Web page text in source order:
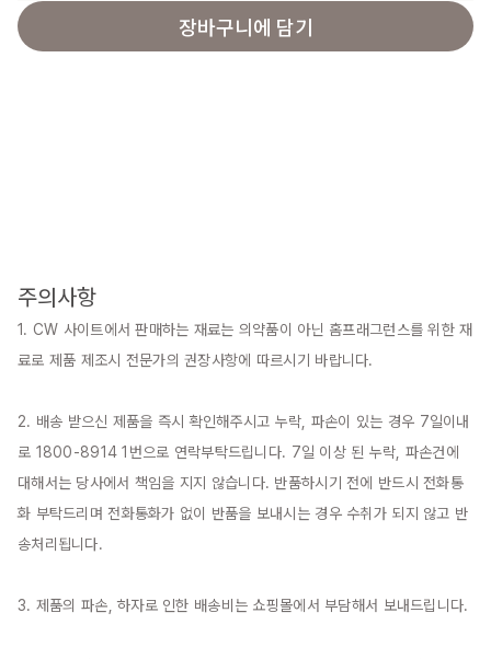
장바구니에 담기
주의사항
1. CW 사이트에서 판매하는 재료는 의약품이 아닌 홈프래그런스를 위한 재
료로 제품 제조시 전문가의 권장사항에 따르시기 바랍니다.
2. 배송 받으신 제품을 즉시 확인해주시고 누락, 파손이 있는 경우 7일이내
로 1800-8914 1번으로 연락부탁드립니다. 7일 이상 된 누락, 파손건에
대해서는 당사에서 책임을 지지 않습니다. 반품하시기 전에 반드시 전화통
화 부탁드리며 전화통화가 없이 반품을 보내시는 경우 수취가 되지 않고 반
송처리됩니다.
3. 제품의 파손, 하자로 인한 배송비는 쇼핑몰에서 부담해서 보내드립니다.